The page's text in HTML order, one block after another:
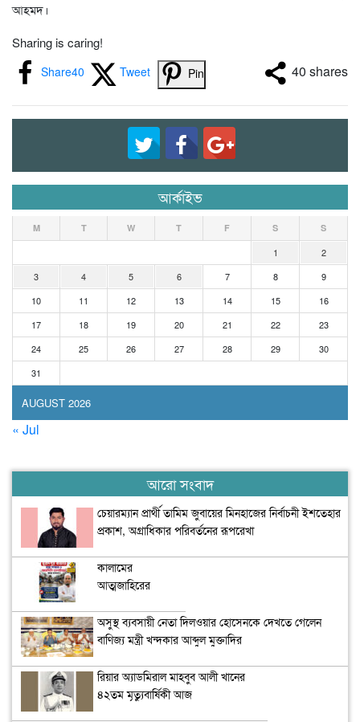
আহমদ।
Sharing is caring!
40 shares
Share40 Tweet Pin
আর্কাইভ
AUGUST 2026
M T W T F S S
1
2
3
4 5 6 7 8
9
10
11 12 13 14 15
16
17
18 19 20 21 22
23
24
25 26 27 28 29
30
31
« Jul
আরো সংবাদ
চেয়ারম্যান প্রার্থী তামিম জুবায়ের মিনহাজের নির্বাচনী ইশতেহার
প্রকাশ, অগ্রাধিকার পরিবর্তনের রূপরেখা
কালামের
আত্মজাহিরের
অসুস্থ ব্যবসায়ী নেতা দিলওয়ার হোসেনকে দেখতে গেলেন
বাণিজ্য মন্ত্রী খন্দকার আব্দুল মুক্তাদির
রিয়ার অ্যাডমিরাল মাহবুব আলী খানের
৪২তম মৃত্যুবার্ষিকী আজ